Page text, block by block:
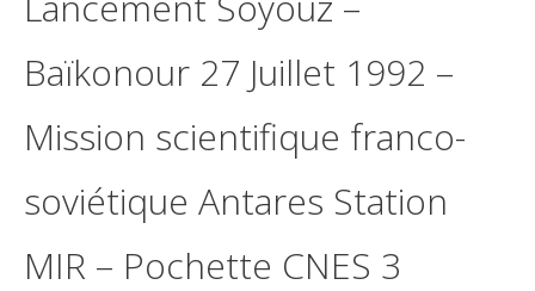
Baïkonour 27 Juillet 1992 –
Mission scientifique franco-
soviétique Antares Station
MIR – Pochette CNES 3